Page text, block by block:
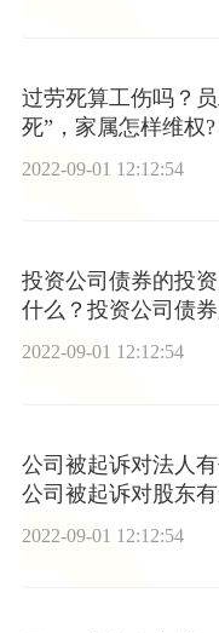
过劳死算工伤吗？
死”，家属怎样维权?
2022-09-01 12:12:54
投资公司债券的投
什么？投资公司债
险？
2022-09-01 12:12:54
公司被起诉对法人
公司被起诉对股东
2022-09-01 12:12:54